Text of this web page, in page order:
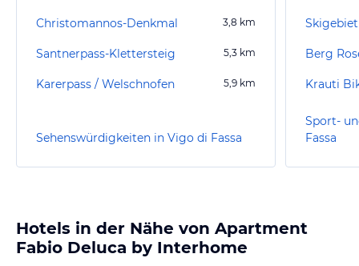
Christomannos-Denkmal 3,8 km
Santnerpass-Klettersteig 5,3 km
Karerpass / Welschnofen 5,9 km
Sehenswürdigkeiten in Vigo di Fassa
Skigebiet
Berg
Krauti
Sport-
Fassa
Hotels in der Nähe von Apartment
Fabio Deluca by Interhome